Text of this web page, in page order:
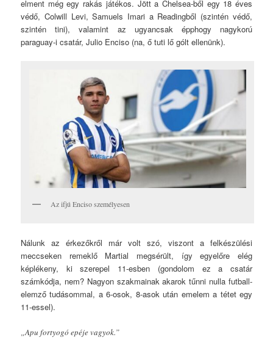
elment még egy rakás játékos. Jött a Chelsea-ből egy 18 éves
védő, Colwill Levi, Samuels Imari a Readingből (szintén védő,
szintén tini), valamint az ugyancsak épphogy nagykorú
paraguay-i csatár, Julio Enciso (na, ő tuti lő gólt ellenünk).
Az ifjú Enciso személyesen
Nálunk az érkezőkről már volt szó, viszont a felkészülési
meccseken remeklő Martial megsérült, így egyelőre elég
képlékeny, ki szerepel 11-esben (gondolom ez a csatár
számkódja, nem? Nagyon szakmainak akarok tűnni nulla futball-
elemző tudásommal, a 6-osok, 8-asok után emelem a tétet egy
11-essel).
„Apu fortyogó epéje vagyok.”